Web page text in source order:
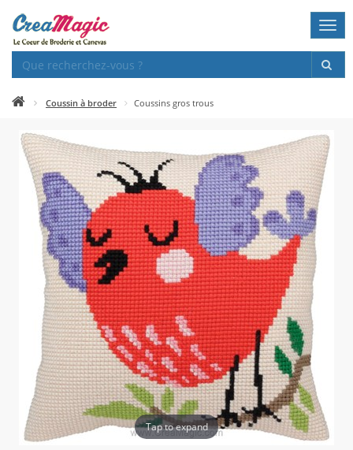
Coussin à broder Coussins gros trous
Tap to expand